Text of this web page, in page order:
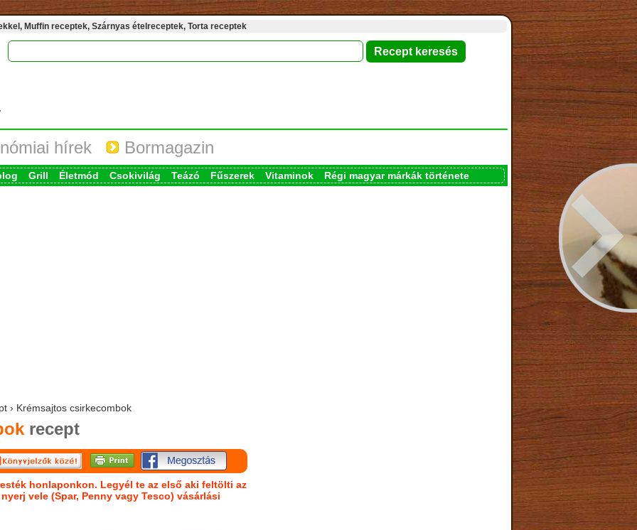
Muffin receptek, Szárnyas ételreceptek, Torta receptek
hírek Bormagazin
Grill Életmód Csokivilág Teázó Fűszerek Vitaminok Régi magyar márkák története
› Krémsajtos csirkecombok
recept
honlaponkon. Legyél te az első aki feltölti az
vele (Spar, Penny vagy Tesco) vásárlási